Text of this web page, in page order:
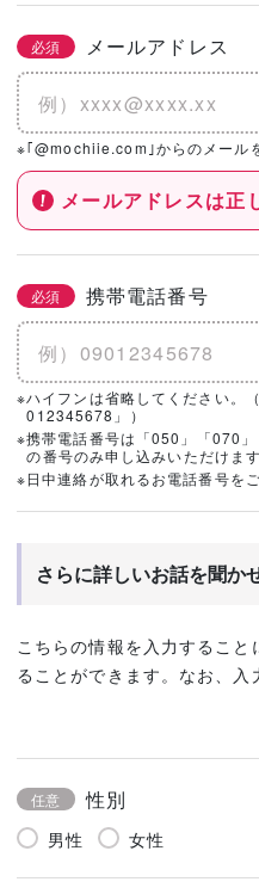
必須 メールアドレス
※｢@mochiie.com｣からのメール
メールアドレスは正
必須 携帯電話番号
※ハイフンは省略してください
012345678」）
※携帯電話番号は「050」「070
の番号のみ申し込みいただけます
※日中連絡が取れるお電話番号を
さらに詳しいお話を聞か
こちらの情報を入力するこ
ることができます。なお、入
任意 性別
男性 女性